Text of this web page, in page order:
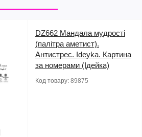
DZ662 Мандала мудрості
(палітра аметист).
Антистрес. Ideyka. Картина
за номерами (Ідейка)
Код товару: 89875